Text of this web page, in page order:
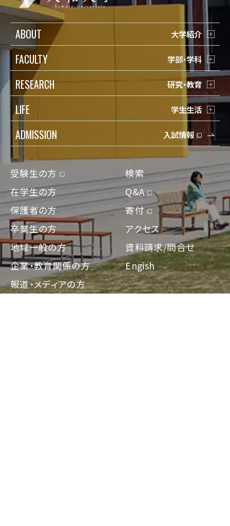
ABOUT 大学紹介
FACULTY 学部・学科
RESEARCH 研究・教育
LIFE 学生生活
ADMISSION 入試情報
受験生の方
在学生の方
保護者の方
卒業生の方
地域一般の方
企業・教育関係の方
報道・メディアの方
検索
Q&A
寄付
アクセス
資料請求/問合せ
Engish